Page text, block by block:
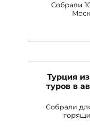
Собрали
Турция
туров в
Собрали